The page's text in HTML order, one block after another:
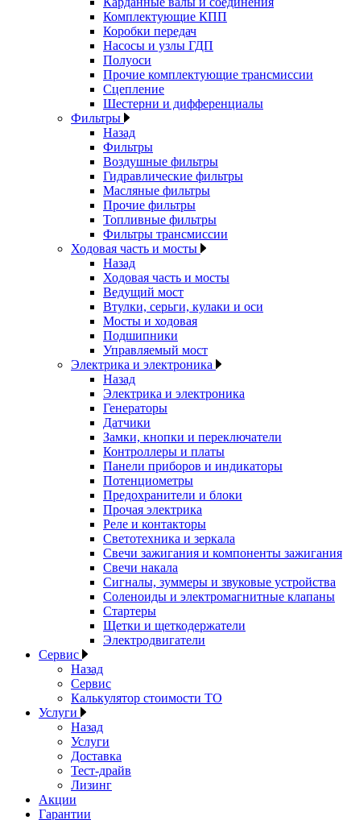
Комплектующие КПП
Коробки передач
Насосы и узлы ГДП
Полуоси
Прочие комплектующие трансмиссии
Сцепление
Шестерни и дифференциалы
Фильтры
Назад
Фильтры
Воздушные фильтры
Гидравлические фильтры
Масляные фильтры
Прочие фильтры
Топливные фильтры
Фильтры трансмиссии
Ходовая часть и мосты
Назад
Ходовая часть и мосты
Ведущий мост
Втулки, серьги, кулаки и оси
Мосты и ходовая
Подшипники
Управляемый мост
Электрика и электроника
Назад
Электрика и электроника
Генераторы
Датчики
Замки, кнопки и переключатели
Контроллеры и платы
Панели приборов и индикаторы
Потенциометры
Предохранители и блоки
Прочая электрика
Реле и контакторы
Светотехника и зеркала
Свечи зажигания и компоненты зажигания
Свечи накала
Сигналы, зуммеры и звуковые устройства
Соленоиды и электромагнитные клапаны
Стартеры
Щетки и щеткодержатели
Электродвигатели
Сервис
Назад
Сервис
Калькулятор стоимости ТО
Услуги
Назад
Услуги
Доставка
Тест-драйв
Лизинг
Акции
Гарантии